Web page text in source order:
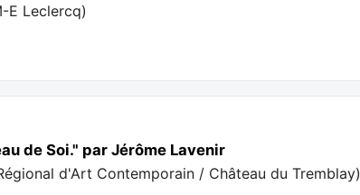
E Leclercq)
de Soi." par Jérôme Lavenir
d'Art Contemporain / Château du Tremblay)